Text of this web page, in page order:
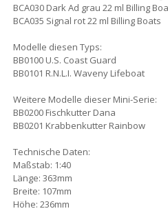
BCA030 Dark Ad grau 22 ml Billing
BCA035 Signal rot 22 ml Billing Boats
Modelle diesen Typs:
BB0100 U.S. Coast Guard
BB0101 R.N.L.I. Waveny Lifeboat
Weitere Modelle dieser Mini-Serie:
BB0200 Fischkutter Dana
BB0201 Krabbenkutter Rainbow
Technische Daten:
Maßstab: 1:40
Länge: 363mm
Breite: 107mm
Höhe: 236mm